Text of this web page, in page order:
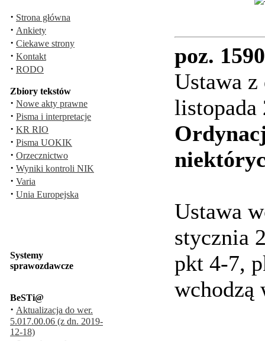
· Strona główna
· Ankiety
· Ciekawe strony
· Kontakt
· RODO
Zbiory tekstów
· Nowe akty prawne
· Pisma i interpretacje
· KR RIO
· Pisma UOKIK
· Orzecznictwo
· Wyniki kontroli NIK
· Varia
· Unia Europejska
Systemy
sprawozdawcze
BeSTi@
· Aktualizacja do wer.
5.017.00.06 (z dn. 2019-
12-18)
poz. 1590
Ustawa z
Ustawa
stycznia
pkt 4-7,
wchodzą